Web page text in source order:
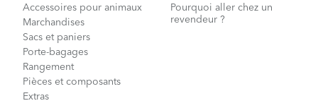
Accessoires pour animaux
Marchandises
Sacs et paniers
Porte-bagages
Rangement
Pièces et composants
Extras
Pourquoi aller chez un
revendeur ?